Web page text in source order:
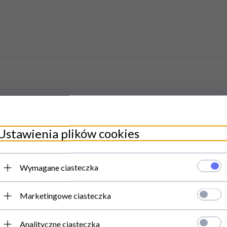
POWIĄZANE /
plików cookies
Wymagane ciasteczka
Marketingowe ciasteczka
Analityczne ciasteczka